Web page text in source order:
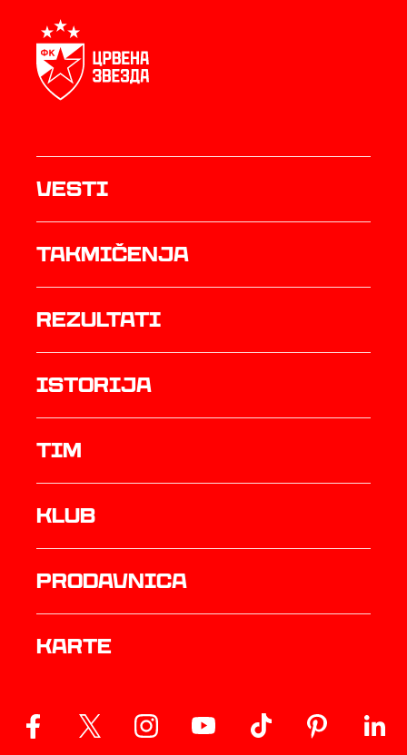
Vesti
Takmičenja
rezultati
istorija
TIM
Klub
prodavnica
Karte